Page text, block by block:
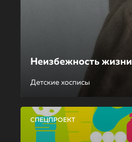
Неизбежность жизни
Детские хосписы
СПЕЦПРОЕКТ